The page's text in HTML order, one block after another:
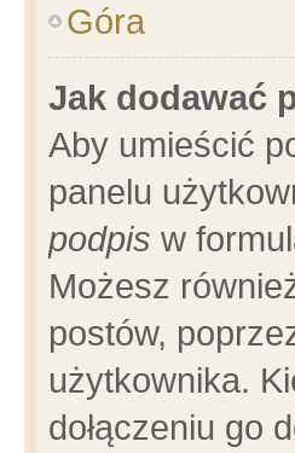
Góra
Jak dodawać
Aby umieścić
panelu
podpis w
Możesz
postów,
użytkownika.
dołączeniu go